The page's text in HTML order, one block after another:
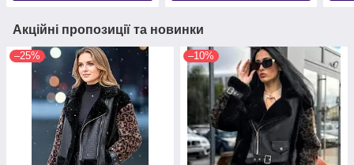
Акційні пропозиції та новинки
–25% –10%